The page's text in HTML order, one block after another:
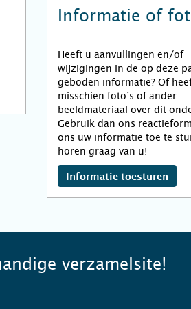
Informatie of
Heeft u aanvullingen en/of
wijzigingen in de op deze
geboden informatie? Of
misschien foto’s of ander
beeldmateriaal over dit
Gebruik dan ons
ons uw informatie toe te
horen graag van u!
Informatie toesturen
verzamelsite!